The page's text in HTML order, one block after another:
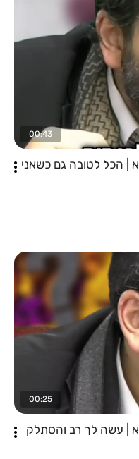
00:43
| הכל לטובה גם כשאני
00:25
| עשה לך רב והסתלק